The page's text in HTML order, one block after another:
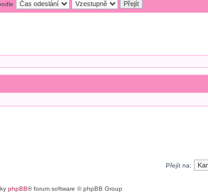
Přejít na:
phpBB® forum software © phpBB Group